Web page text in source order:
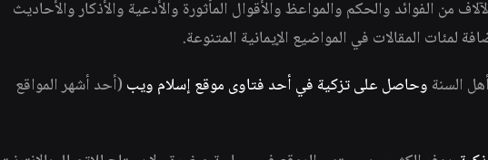
من الفوائد والحكم والمواعظ والأقوال المأثورة والأدعية والأذكار والأحاديث
لمئات المقالات في المواضيع الإيمانية المتنوعة.
السنة وحاصل على تزكية في أحد فتاوى موقع إسلام ويب (أحد أشهر المواقع